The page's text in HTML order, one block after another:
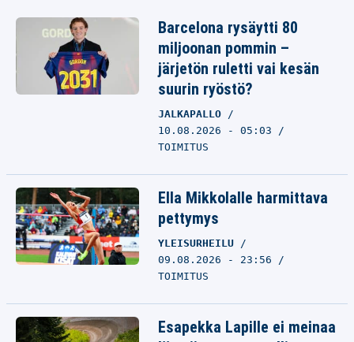
Barcelona rysäytti 80
miljoonan pommin –
järjetön ruletti vai kesän
suurin ryöstö?
JALKAPALLO
10.08.2026 - 05:03
TOIMITUS
Ella Mikkolalle harmittava
pettymys
YLEISURHEILU
09.08.2026 - 23:56
TOIMITUS
Esapekka Lapille ei meinaa